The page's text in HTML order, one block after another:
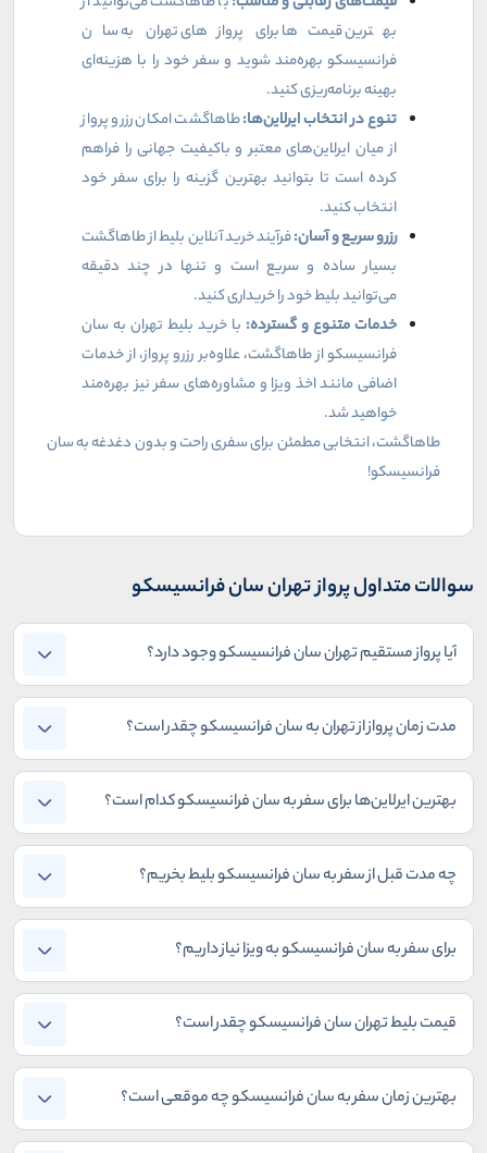
بهترین قیمت‌ها برای پروازهای تهران به سان
فرانسیسکو بهره‌مند شوید و سفر خود را با هزینه‌ای
بهینه برنامه‌ریزی کنید.
تنوع در انتخاب ایرلاین‌ها:طاهاگشت امکان رزرو پرواز
از میان ایرلاین‌های معتبر و باکیفیت جهانی را فراهم
کرده است تا بتوانید بهترین گزینه را برای سفر خود
انتخاب کنید.
رزرو سریع و آسان:فرآیند خرید آنلاین بلیط از طاهاگشت
بسیار ساده و سریع است و تنها در چند دقیقه
می‌توانید بلیط خود را خریداری کنید.
خدمات متنوع و گسترده: با خرید بلیط تهران به سان
فرانسیسکو از طاهاگشت، علاوه‌بر رزرو پرواز، از خدمات
اضافی مانند اخذ ویزا و مشاوره‌های سفر نیز بهره‌مند
خواهید شد.
طاهاگشت، انتخابی مطمئن برای سفری راحت و بدون دغدغه به سان
فرانسیسکو!
سوالات متداول پرواز تهران سان فرانسیسکو
آیا پرواز مستقیم تهران سان فرانسیسکو وجود دارد؟
مدت زمان پرواز از تهران به سان فرانسیسکو چقدر است؟
بهترین ایرلاین‌ها برای سفر به سان فرانسیسکو کدام است؟
چه مدت قبل از سفر به سان فرانسیسکو بلیط بخریم؟
برای سفر به سان فرانسیسکو به ویزا نیاز داریم؟
قیمت بلیط تهران سان فرانسیسکو چقدر است؟
بهترین زمان سفر به سان فرانسیسکو چه موقعی است؟